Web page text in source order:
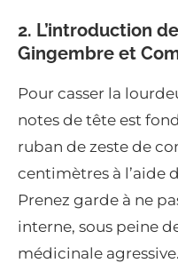
2. L’introduction
Gingembre et
Pour casser la
notes de tête est
ruban de zeste de
centimètres à l’aide
Prenez garde à ne
interne, sous peine
médicinale